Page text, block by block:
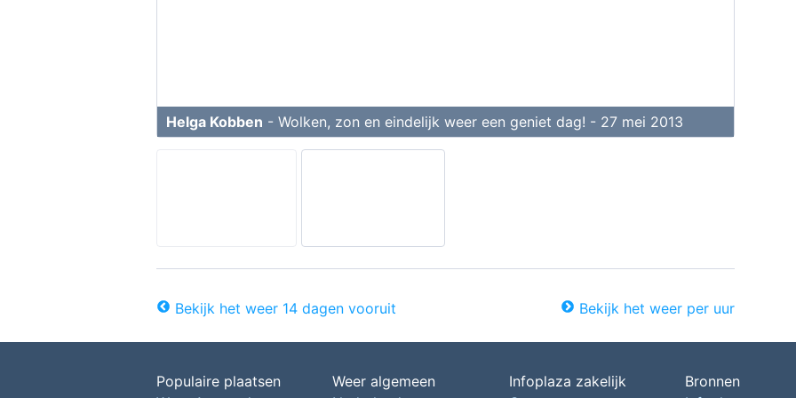
Helga Kobben - Wolken, zon en eindelijk weer een geniet dag! - 27 mei 2013
Bekijk het weer 14 dagen vooruit Bekijk het weer per uur
Populaire plaatsen
Weer algemeen
Infoplaza zakelijk
Bronnen